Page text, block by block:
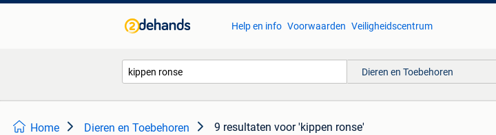
Help en info Voorwaarden Veiligheidscentrum
Dieren en Toebehoren
Home Dieren en Toebehoren 9 resultaten voor 'kippen ronse'